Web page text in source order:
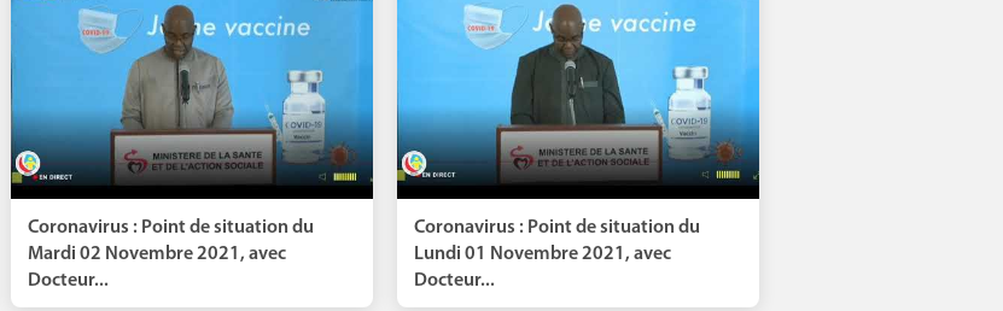
Coronavirus : Point de situation du
Mardi 02 Novembre 2021, avec
Docteur...
Coronavirus : Point de situation du
Lundi 01 Novembre 2021, avec
Docteur...